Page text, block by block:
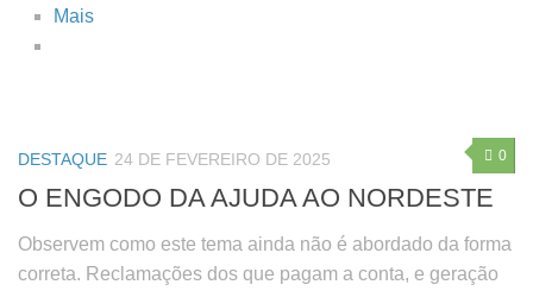
Mais
0
DESTAQUE 24 DE FEVEREIRO DE 2025
O ENGODO DA AJUDA AO NORDESTE
Observem como este tema ainda não é abordado da forma
correta. Reclamações dos que pagam a conta, e geração